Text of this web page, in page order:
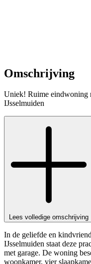
Omschrijving
Uniek! Ruime eindwoning
IJsselmuiden
Lees volledige omschrijving
In de geliefde en
IJsselmuiden staat deze
met garage. De woning
woonkamer, vier